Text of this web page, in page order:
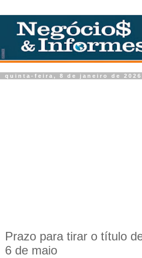
quinta-feira, 8 de janeiro de 2026
Prazo para tirar o título
6 de maio